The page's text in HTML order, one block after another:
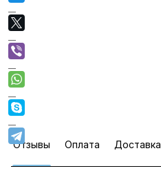
Отзывы Оплата Доставка